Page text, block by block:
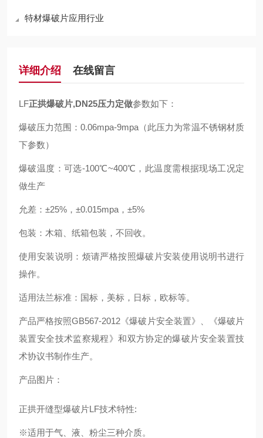
特材爆破片应用行业
详细介绍 在线留言
LF正拱爆破片,DN25压力定做参数如下：
爆破压力范围：0.06mpa-9mpa（此压力为常温不锈钢材质
下参数）
爆破温度：可选-100℃~400℃，此温度需根据现场工况定
做生产
允差：±25%，±0.015mpa，±5%
包装：木箱、纸箱包装，不回收。
使用安装说明：烦请严格按照爆破片安装使用说明书进行
操作。
适用法兰标准：国标，美标，日标，欧标等。
产品严格按照GB567-2012《爆破片安全装置》、《爆破片
装置安全技术监察规程》和双方协定的爆破片安全装置技
术协议书制作生产。
产品图片：
正拱开缝型爆破片LF技术特性:
※适用于气、液、粉尘三种介质。